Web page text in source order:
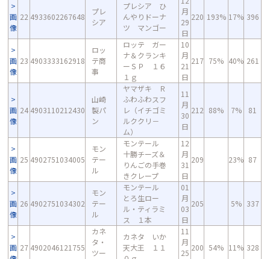
画
像
22 4933602267648
プレ
シア
プレシア ひ
んやりドーナ
ツ マンゴー
月
29
日
220 193% 17% 396
画
像
23 4903333162918
ロッ
テ商
事
ロッテ ガー
ナ＆クランキ
ーＳＰ １６
１ｇ
10
月
21
日
217 75% 40% 261
画
像
24 4903110212430
山崎
製パ
ン
ヤマザキ Ｒ
ふわふわスフ
レ（イチゴミ
ルククリ－
ム）
11
月
30
日
212 88% 7% 81
画
像
25 4902751034005
モン
テー
ル
モンテール
十勝チーズ＆
りんごの手巻
きクレープ
12
月
31
日
209 23% 87
画
像
26 4902751034302
モン
テー
ル
モンテール
とろ生ロー
ル・ティラミ
ス １本
01
月
03
日
205 5% 337
画 27 4902046121755
カネ
タ・
ツー
カネタ いか
天大王 １１
11
月
25
200 54% 11% 328